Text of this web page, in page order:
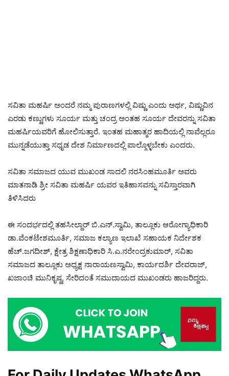
ಸವಿತಾ ಮಹರ್ಷಿ ಅಂದರೆ ನಮ್ಮ ಪುರಾಣಗಳಲ್ಲಿ ವಿಷ್ಣು ಎಂದು ಅರ್ಥ, ವಿಷ್ಣುವಿನ
ಎರಡು ಕಣ್ಣುಗಳು ಸೂರ್ಯ ಮತ್ತು ಚಂದ್ರ ಅಂತಹ ಸೂರ್ಯ ದೇವರನ್ನು ಸವಿತಾ
ಮಹರ್ಷಿಯವರಿಗೆ ಹೋಲಿಸುತ್ತಾರೆ. ಇಂತಹ ಮಹಾತ್ಮರ ಹಾದಿಯಲ್ಲಿ ನಾವೆಲ್ಲರೂ
ಮುನ್ನಡೆಯುತ್ತಾ ಸಧೃಡ ದೇಶ ನಿರ್ಮಾಣದಲ್ಲಿ ಪಾಲ್ಗೊಳ್ಳಬೇಕು ಎಂದರು.
ಸವಿತಾ ಸಮಾಜದ ಯುವ ಮುಖಂಡ ಸಾದಲಿ ನರಸಿಂಹಮೂರ್ತಿ ಅವರು
ಮಾತನಾಡಿ ಶ್ರೀ ಸವಿತಾ ಮಹರ್ಷಿ ಯವರ ಇತಿಹಾಸವನ್ನು ಸವಿಸ್ತಾರವಾಗಿ
ತಿಳಿಸಿದರು
ಈ ಸಂದರ್ಭದಲ್ಲಿ ತಹಸೀಲ್ದಾರ್ ಬಿ.ಎನ್.ಸ್ವಾಮಿ, ತಾಲ್ಲೂಕು ಆರೋಗ್ಯಾಧಿಕಾರಿ
ಡಾ.ವೆಂಕಟೇಶಮೂರ್ತಿ, ಸಮಾಜ ಕಲ್ಯಾಣ ಇಲಾಖೆ ಸಹಾಯಕ ನಿರ್ದೇಶಕ
ಹೆಚ್.ಜಗದೀಶ್, ಕ್ಷೇತ್ರ ಶಿಕ್ಷಣಾಧಿಕಾರಿ ಸಿ.ಎ.ನರೇಂದ್ರಕುಮಾರ್, ಸವಿತಾ
ಸಮಾಜದ ತಾಲ್ಲೂಕು ಅಧ್ಯಕ್ಷ ನಾರಾಯಣಸ್ವಾಮಿ, ಕಾರ್ಯದರ್ಶಿ ದೇವರಾಜ್,
ಖಜಾಂಚಿ ಮುನಿಕೃಷ್ಣ, ಸೇರಿದಂತೆ ಸಮುದಾಯದ ಮುಖಂಡರು ಹಾಜರಿದ್ದರು.